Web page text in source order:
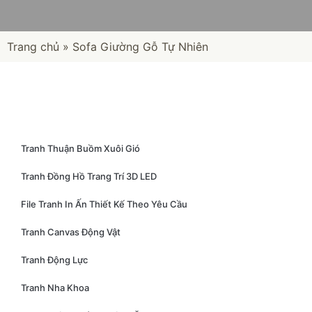
Trang chủ » Sofa Giường Gỗ Tự Nhiên
Tranh Thuận Buồm Xuôi Gió
Tranh Đồng Hồ Trang Trí 3D LED
File Tranh In Ấn Thiết Kế Theo Yêu Cầu
Tranh Canvas Động Vật
Tranh Động Lực
Tranh Nha Khoa